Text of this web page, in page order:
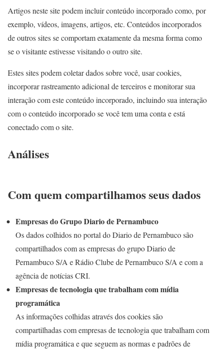
Artigos neste site podem incluir conteúdo incorporado como, por
exemplo, vídeos, imagens, artigos, etc. Conteúdos incorporados
de outros sites se comportam exatamente da mesma forma como
se o visitante estivesse visitando o outro site.
Estes sites podem coletar dados sobre você, usar cookies,
incorporar rastreamento adicional de terceiros e monitorar sua
interação com este conteúdo incorporado, incluindo sua interação
com o conteúdo incorporado se você tem uma conta e está
conectado com o site.
Análises
Com quem compartilhamos seus dados
Empresas do Grupo Diario de Pernambuco
Os dados colhidos no portal do Diario de Pernambuco são
compartilhados com as empresas do grupo Diario de
Pernambuco S/A e Rádio Clube de Pernambuco S/A e com a
agência de notícias CRI.
Empresas de tecnologia que trabalham com mídia
programática
As informações colhidas através dos cookies são
compartilhadas com empresas de tecnologia que trabalham com
mídia programática e que seguem as normas e padrões de